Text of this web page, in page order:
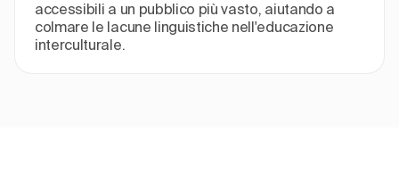
accessibili a un pubblico più vasto, aiutando a
colmare le lacune linguistiche nell'educazione
interculturale.